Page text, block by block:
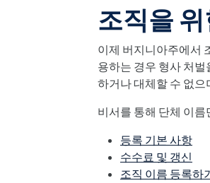
조직을
이제 버지니아주에서
용하는 경우 형사 처벌
하거나 대체할 수 없
비서를 통해 단체 이
등록 기본 사항
수수료 및 갱신
조직 이름 등록하